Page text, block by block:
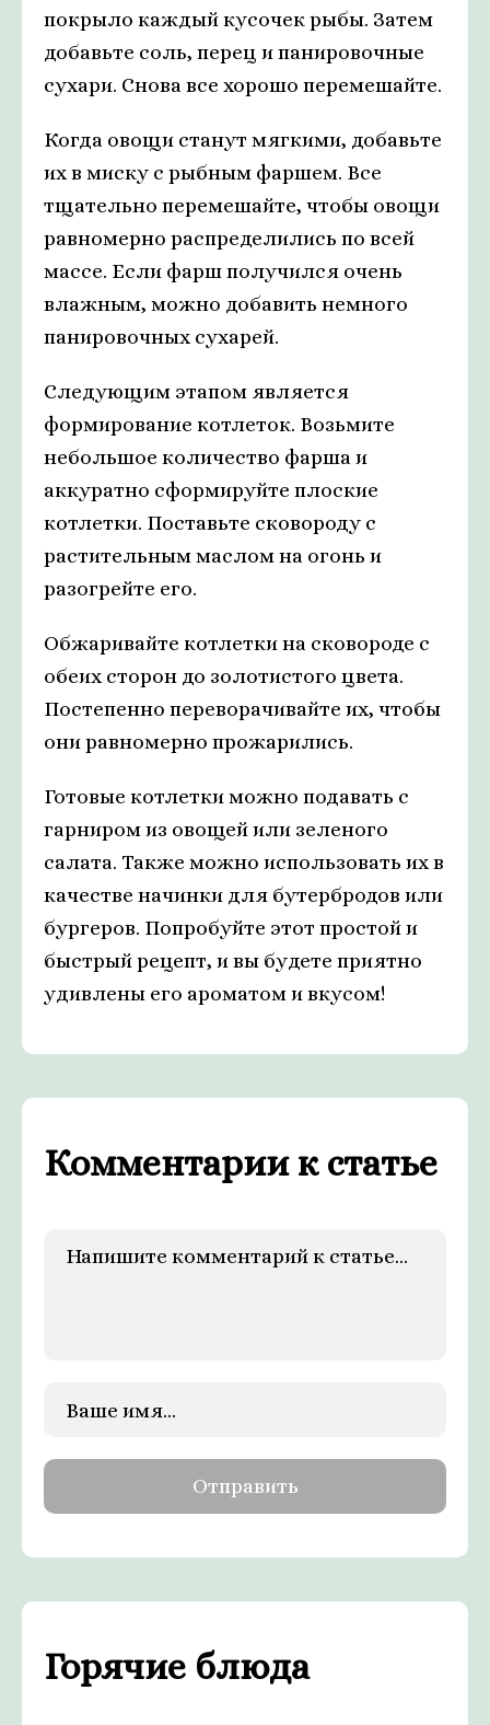
покрыло каждый кусочек рыбы. Затем
добавьте соль, перец и панировочные
сухари. Снова все хорошо перемешайте.
Когда овощи станут мягкими, добавьте
их в миску с рыбным фаршем. Все
тщательно перемешайте, чтобы овощи
равномерно распределились по всей
массе. Если фарш получился очень
влажным, можно добавить немного
панировочных сухарей.
Следующим этапом является
формирование котлеток. Возьмите
небольшое количество фарша и
аккуратно сформируйте плоские
котлетки. Поставьте сковороду с
растительным маслом на огонь и
разогрейте его.
Обжаривайте котлетки на сковороде с
обеих сторон до золотистого цвета.
Постепенно переворачивайте их, чтобы
они равномерно прожарились.
Готовые котлетки можно подавать с
гарниром из овощей или зеленого
салата. Также можно использовать их в
качестве начинки для бутербродов или
бургеров. Попробуйте этот простой и
быстрый рецепт, и вы будете приятно
удивлены его ароматом и вкусом!
Комментарии к статье
Горячие блюда